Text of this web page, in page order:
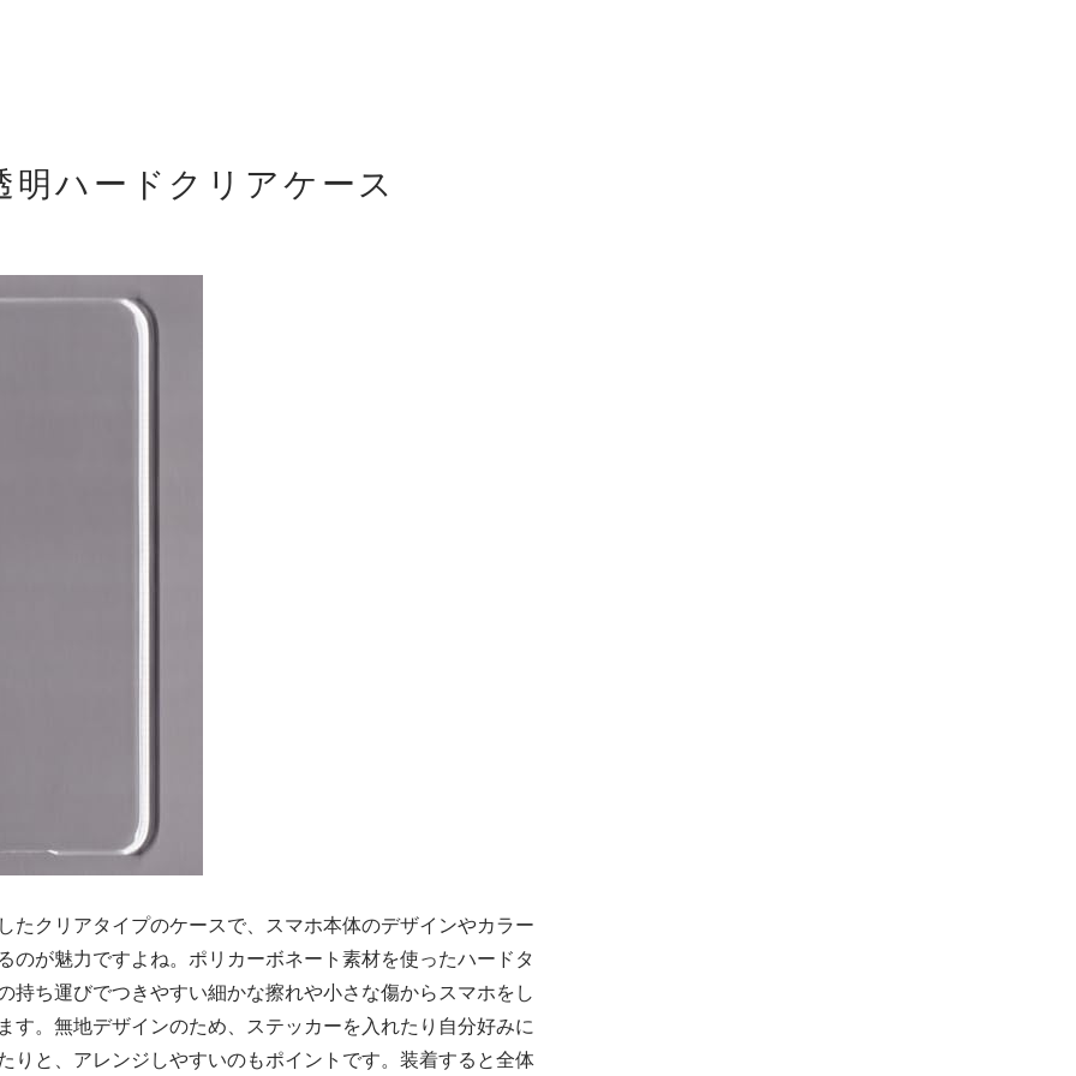
明ハードクリアケース
たクリアタイプのケースで、スマホ本体のデザインやカラー
のが魅力ですよね。ポリカーボネート素材を使ったハードタ
持ち運びでつきやすい細かな擦れや小さな傷からスマホをし
す。無地デザインのため、ステッカーを入れたり自分好みに
りと、アレンジしやすいのもポイントです。装着すると全体